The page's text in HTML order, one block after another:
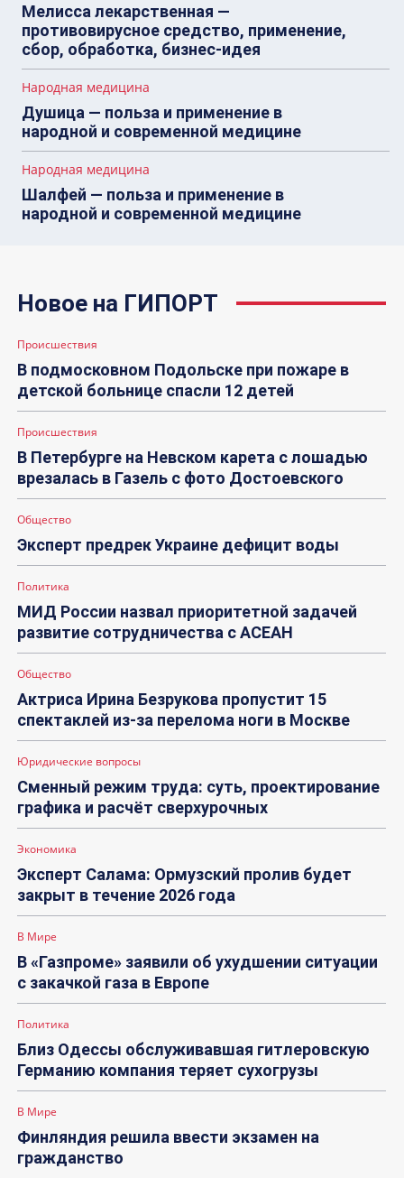
Мелисса лекарственная —
противовирусное средство, применение,
сбор, обработка, бизнес-идея
Народная медицина
Душица — польза и применение в
народной и современной медицине
Народная медицина
Шалфей — польза и применение в
народной и современной медицине
Новое на ГИПОРТ
Происшествия
В подмосковном Подольске при пожаре в
детской больнице спасли 12 детей
Происшествия
В Петербурге на Невском карета с лошадью
врезалась в Газель с фото Достоевского
Общество
Эксперт предрек Украине дефицит воды
Политика
МИД России назвал приоритетной задачей
развитие сотрудничества с АСЕАН
Общество
Актриса Ирина Безрукова пропустит 15
спектаклей из-за перелома ноги в Москве
Юридические вопросы
Сменный режим труда: суть, проектирование
графика и расчёт сверхурочных
Экономика
Эксперт Салама: Ормузский пролив будет
закрыт в течение 2026 года
В Мире
В «Газпроме» заявили об ухудшении ситуации
с закачкой газа в Европе
Политика
Близ Одессы обслуживавшая гитлеровскую
Германию компания теряет сухогрузы
В Мире
Финляндия решила ввести экзамен на
гражданство